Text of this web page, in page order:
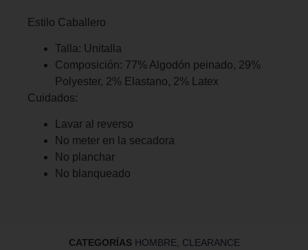
Estilo Caballero
Talla: Unitalla
Composición: 77% Algodón peinado, 29%
Polyester, 2% Elastano, 2% Latex
Cuidados:
Lavar al reverso
No meter en la secadora
No planchar
No blanqueado
CATEGORÍAS HOMBRE, CLEARANCE